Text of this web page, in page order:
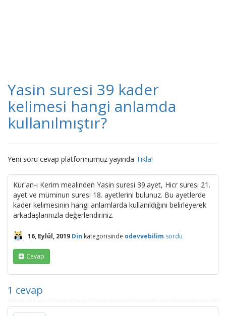
Yasin suresi 39 kader
kelimesi hangi anlamda
kullanılmıştır?
Yeni soru cevap platformumuz yayında Tıkla!
Kur'an-ı Kerim mealinden Yasin suresi 39.ayet, Hicr suresi 21.
ayet ve müminun suresi 18. ayetlerini bulunuz. Bu ayetlerde
kader kelimesinin hangi anlamlarda kullanıldığını belirleyerek
arkadaşlarınızla değerlendiriniz.
16, Eylül, 2019 Din kategorisinde odevvebilim sordu
Cevap
1 cevap